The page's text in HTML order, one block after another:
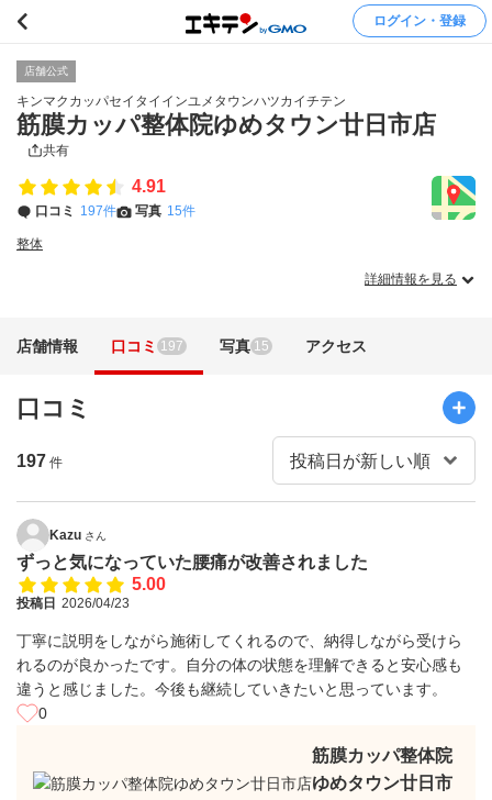
ログイン・登録
店舗公式
キンマクカッパセイタイインユメタウンハツカイチテン
筋膜カッパ整体院ゆめタウン廿日市店
共有
4.91
口コミ 197件 写真 15件
整体
詳細情報を見る
店舗情報 口コミ 197 写真 15 アクセス
口コミ
197 件
Kazu さん
ずっと気になっていた腰痛が改善されました
5.00
投稿日 2026/04/23
丁寧に説明をしながら施術してくれるので、納得しながら受けら
れるのが良かったです。自分の体の状態を理解できると安心感も
違うと感じました。今後も継続していきたいと思っています。
0
筋膜カッパ整体院
ゆめタウン廿日市